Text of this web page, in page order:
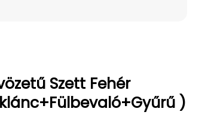
Szett Fehér
)